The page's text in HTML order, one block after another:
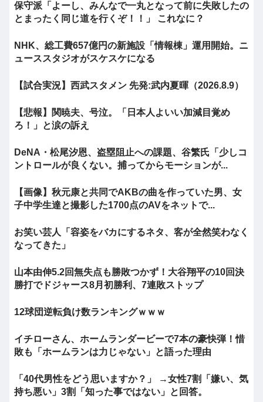
保守派「よーし、みんなで一丸となって前に失敗したの
とまったく同じ道を行くぞ！！」 これなに？
NHK、総工費657億円の新施設「情報棟」運用開始。ニ
ューススタジオがスケスケになる
【試合実況】西武スタメン 先発:武内夏暉（2026.8.9）
【悲報】関暁夫、号泣。「日本人よいい加減目覚め
ろ！」と涙の訴え
DeNA・松尾汐恩、盗塁阻止への課題、谷繁氏「少しコ
ントロールが良くない。捕ってからモーションが...
【画像】秋元康と共同でAKBの曲を作っていた男、女
子中学生達と撮影した1700点のAVをネットで...
お笑い芸人「容姿をバカにするネタ、客が全然笑わなく
なってきた」
山本由伸5.2回無失点も勝敗つかず！大谷翔平の10回決
勝打でドジャース8月初勝利、7連敗ストップ
12球団逆転負け数ランキングｗｗｗ
イチローさん、ホームランダービーで7本の豪快弾！惜
敗も「ホームランは力じゃない」と語った理由
「40代男性をどう思いますか？」 →女性7割「嫌い、気
持ち悪い」3割「知った事ではない」と回答。